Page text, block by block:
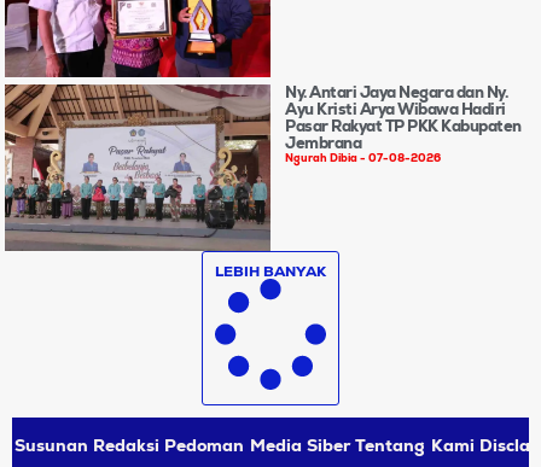
Ny. Antari Jaya Negara dan Ny.
Ayu Kristi Arya Wibawa Hadiri
Pasar Rakyat TP PKK Kabupaten
Jembrana
Ngurah Dibia 07-08-2026
LEBIH BANYAK
Susunan Redaksi Pedoman Media Siber Tentang Kami